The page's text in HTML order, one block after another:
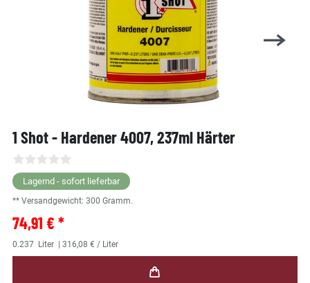
1 Shot - Hardener 4007, 237ml Härter
Lagernd - sofort lieferbar
** Versandgewicht: 300 Gramm.
74,91 € *
0.237 Liter | 316,08 € / Liter